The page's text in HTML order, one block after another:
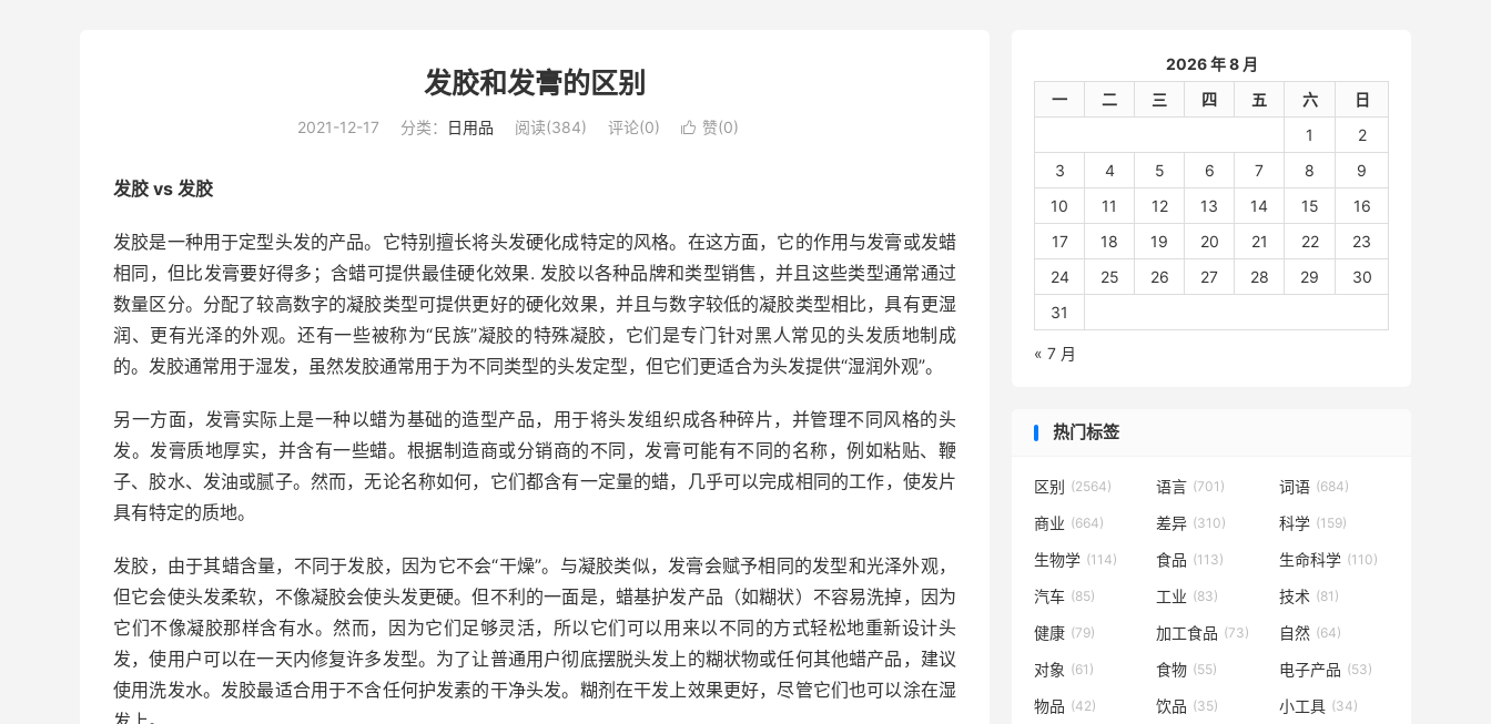
发胶和发膏的区别
2021-12-17 分类： 日用品 阅读(384) 评论(0)  赞(0)
发胶 vs 发胶
发胶是一种用于定型头发的产品。它特别擅长将头发硬化成特定的风格。在这方面，它的作用与发膏或发蜡
相同，但比发膏要好得多；含蜡可提供最佳硬化效果. 发胶以各种品牌和类型销售，并且这些类型通常通过
数量区分。分配了较高数字的凝胶类型可提供更好的硬化效果，并且与数字较低的凝胶类型相比，具有更湿
润、更有光泽的外观。还有一些被称为“民族”凝胶的特殊凝胶，它们是专门针对黑人常见的头发质地制成
的。发胶通常用于湿发，虽然发胶通常用于为不同类型的头发定型，但它们更适合为头发提供“湿润外观”。
另一方面，发膏实际上是一种以蜡为基础的造型产品，用于将头发组织成各种碎片，并管理不同风格的头
发。发膏质地厚实，并含有一些蜡。根据制造商或分销商的不同，发膏可能有不同的名称，例如粘贴、鞭
子、胶水、发油或腻子。然而，无论名称如何，它们都含有一定量的蜡，几乎可以完成相同的工作，使发片
具有特定的质地。
发胶，由于其蜡含量，不同于发胶，因为它不会“干燥”。与凝胶类似，发膏会赋予相同的发型和光泽外观，
但它会使头发柔软，不像凝胶会使头发更硬。但不利的一面是，蜡基护发产品（如糊状）不容易洗掉，因为
它们不像凝胶那样含有水。然而，因为它们足够灵活，所以它们可以用来以不同的方式轻松地重新设计头
发，使用户可以在一天内修复许多发型。为了让普通用户彻底摆脱头发上的糊状物或任何其他蜡产品，建议
使用洗发水。发胶最适合用于不含任何护发素的干净头发。糊剂在干发上效果更好，尽管它们也可以涂在湿
2026 年 8 月
一
二 三 四 五 六
日
1
2
3
4 5 6 7 8
9
10
11 12 13 14 15
16
17
18 19 20 21 22
23
24
25 26 27 28 29
30
31
« 7 月
热门标签
区别 (2564) 语言 (701) 词语 (684)
商业 (664) 差异 (310) 科学 (159)
生物学 (114) 食品 (113) 生命科学 (110)
汽车 (85) 工业 (83) 技术 (81)
健康 (79) 加工食品 (73) 自然 (64)
对象 (61) 食物 (55) 电子产品 (53)
物品 (42) 饮品 (35) 小工具 (34)